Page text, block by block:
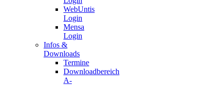
WebUntis
Login
Mensa
Login
Infos &
Downloads
Termine
Downloadbereich
A-